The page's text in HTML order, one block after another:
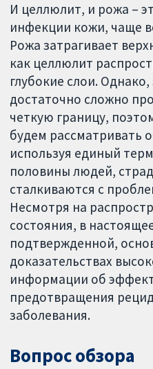
И целлюлит, и рожа –
инфекции кожи, чаще
Рожа затрагивает
как целлюлит
глубокие слои.
достаточно сложно
четкую границу,
будем рассматривать
используя единый
половины людей,
сталкиваются с
Несмотря на
состояния, в
подтвержденной,
доказательствах
информации об
предотвращения
заболевания.
Вопрос обзора